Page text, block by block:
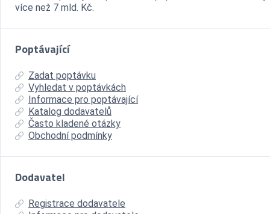
více než 7 mld. Kč.
Poptávající
Zadat poptávku
Vyhledat v poptávkách
Informace pro poptávající
Katalog dodavatelů
Často kladené otázky
Obchodní podmínky
Dodavatel
Registrace dodavatele